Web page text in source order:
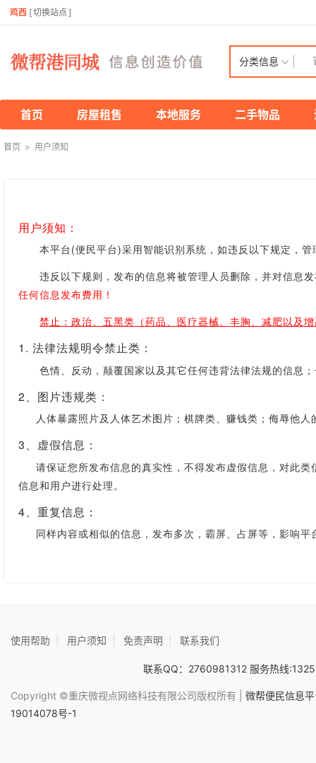
鸡西 [切换站点 ]
分类信息
首页 房屋租售 本地服务 二手物品
首页 > 用户须知
用户须知：
本平台(便民平台)采用智能识别系统，如违反以下规定，管
违反以下规则，发布的信息将被管理人员删除，并对信息
任何信息发布费用！
禁止：政治、五黑类（药品、医疗器械、丰胸、减肥以及
1. 法律法规明令禁止类：
色情、反动，颠覆国家以及其它任何违背法律法规的信息
2、图片违规类：
人体暴露照片及人体艺术图片；棋牌类、赚钱类；侮辱他人
3、虚假信息：
请保证您所发布信息的真实性，不得发布虚假信息，对此类
信息和用户进行处理。
4、重复信息：
同样内容或相似的信息，发布多次，霸屏、占屏等，影响平
使用帮助 用户须知 免责声明 联系我们
联系QQ：2760981312 服务热线
Copyright ©重庆微视点网络科技有限公司版权所有 |
微帮便民信息
19014078号-1